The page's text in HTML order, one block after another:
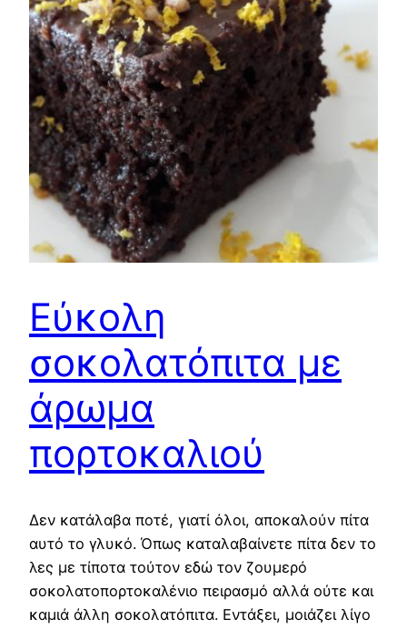
Εύκολη
σοκολατόπιτα με
άρωμα
πορτοκαλιού
Δεν κατάλαβα ποτέ, γιατί όλοι, αποκαλούν πίτα
αυτό το γλυκό. Όπως καταλαβαίνετε πίτα δεν το
λες με τίποτα τούτον εδώ τον ζουμερό
σοκολατοπορτοκαλένιο πειρασμό αλλά ούτε και
καμιά άλλη σοκολατόπιτα. Εντάξει, μοιάζει λίγο